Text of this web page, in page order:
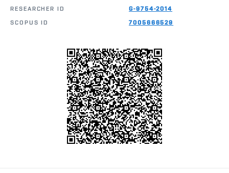
RESEARCHER ID
G-9754-2014
SCOPUS ID
7005666529